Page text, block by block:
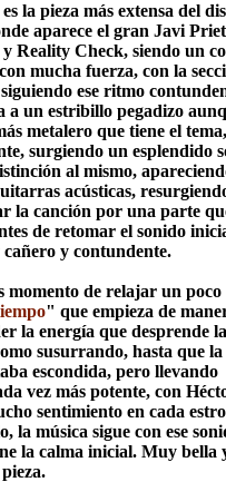
la pieza más extensa del
aparece el gran Javi
Reality Check, siendo un
mucha fuerza, con la
ese ritmo
a un estribillo pegadizo
metalero que tiene el tema,
surgiendo un esplendido
al mismo,
acústicas,
la canción por una parte
de retomar el sonido
y contundente.
momento de relajar un poco
" que empieza de
la energía que desprende la
susurrando, hasta que la
escondida, pero llevando
vez más potente, con
sentimiento en cada
la música sigue con ese
la calma inicial. Muy bella